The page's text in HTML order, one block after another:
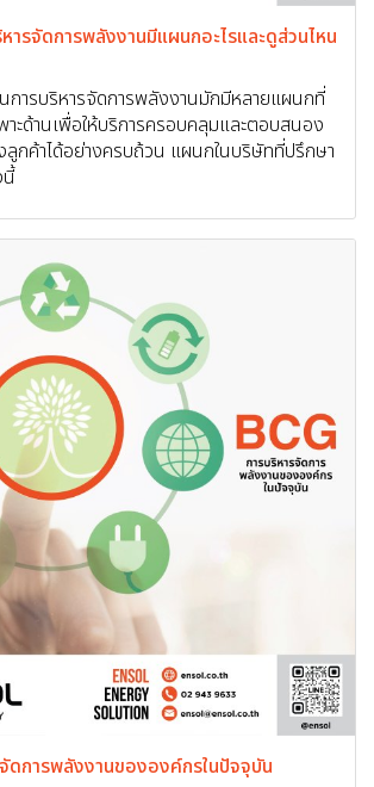
ารจัดการพลังงานมีแผนกอะไรและดูส่วนไหน
การบริหารจัดการพลังงานมักมีหลายแผนกที่
ะด้านเพื่อให้บริการครอบคลุมและตอบสนอง
ลูกค้าได้อย่างครบถ้วน แผนกในบริษัทที่ปรึกษา
นี้
ดการพลังงานขององค์กรในปัจจุบัน